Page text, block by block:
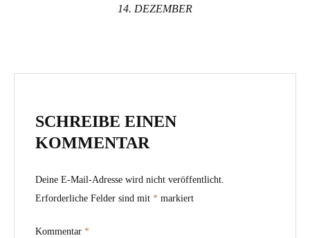
14. DEZEMBER
SCHREIBE EINEN
KOMMENTAR
Deine E-Mail-Adresse wird nicht veröffentlicht.
Erforderliche Felder sind mit * markiert
Kommentar *